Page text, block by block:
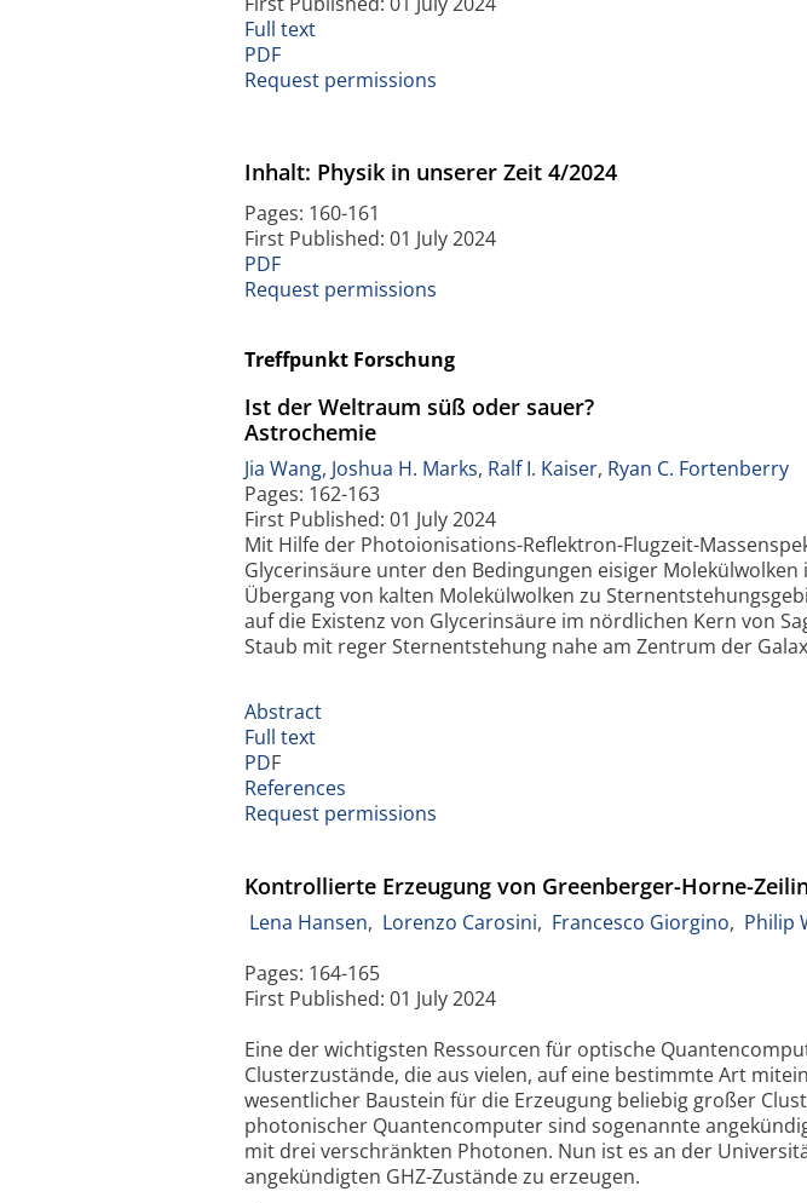
Full text
PDF
Request permissions
Inhalt: Physik in unserer Zeit 4/2024
Pages: 160-161
First Published: 01 July 2024
PDF
Request permissions
Treffpunkt Forschung
Ist der Weltraum süß oder sauer?
Astrochemie
Jia Wang, Joshua H. Marks, Ralf I. Kaiser, Ryan C. Fortenberry
Pages: 162-163
First Published: 01 July 2024
Mit Hilfe der Photoionisations-Reflektron-Flugzeit-
Glycerinsäure unter den Bedingungen eisiger
Übergang von kalten Molekülwolken zu
auf die Existenz von Glycerinsäure im nördlichen Kern von
Staub mit reger Sternentstehung nahe am Zentrum der
Abstract
Full text
PDF
References
Request permissions
Kontrollierte Erzeugung von Greenberger-Horne-
Lena Hansen, Lorenzo Carosini, Francesco Giorgino, Philip
Pages: 164-165
First Published: 01 July 2024
Eine der wichtigsten Ressourcen für optische
Clusterzustände, die aus vielen, auf eine bestimmte Art
wesentlicher Baustein für die Erzeugung beliebig großer
photonischer Quantencomputer sind sogenannte
mit drei verschränkten Photonen. Nun ist es an der
angekündigten GHZ-Zustände zu erzeugen.